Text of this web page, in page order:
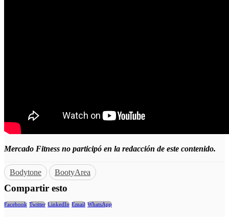
Mercado Fitness no participó en la redacción de este contenido.
Bodytone BootyArea
Compartir esto
Facebook Twitter LinkedIn Email WhatsApp